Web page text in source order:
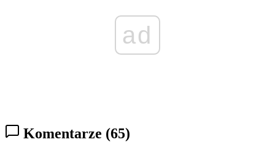
ad
Komentarze (65)